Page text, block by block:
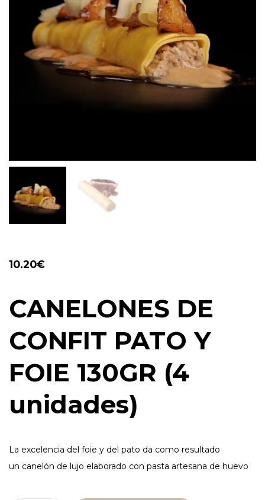
10.20€
CANELONES DE
CONFIT PATO Y
FOIE 130GR (4
unidades)
La excelencia del foie y del pato da como resultado
un canelón de lujo elaborado con pasta artesana de huevo